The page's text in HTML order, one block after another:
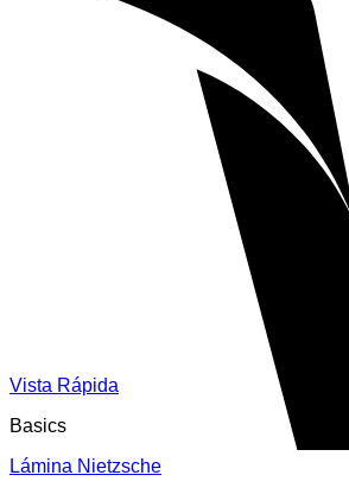
Vista Rápida
Basics
Lámina Nietzsche